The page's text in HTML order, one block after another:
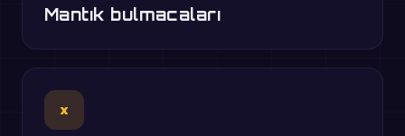
Mantık bulmacaları
×